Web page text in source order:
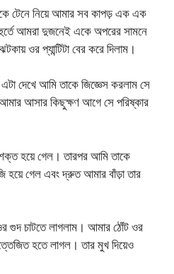
টেনে নিয়ে আমার সব কাপড় এক এক
আমরা দুজনেই একে অপরের সামনে
ওর প্যান্টিটা বের করে দিলাম।
দেখে আমি তাকে জিজ্ঞেস করলাম সে
আসার কিছুক্ষণ আগে সে পরিষ্কার
হয়ে গেল। তারপর আমি তাকে
হয়ে গেল এবং দ্রুত আমার বাঁড়া তার
গুদ চাটতে লাগলাম। আমার ঠোঁট ওর
হতে লাগল। তার মুখ দিয়েও